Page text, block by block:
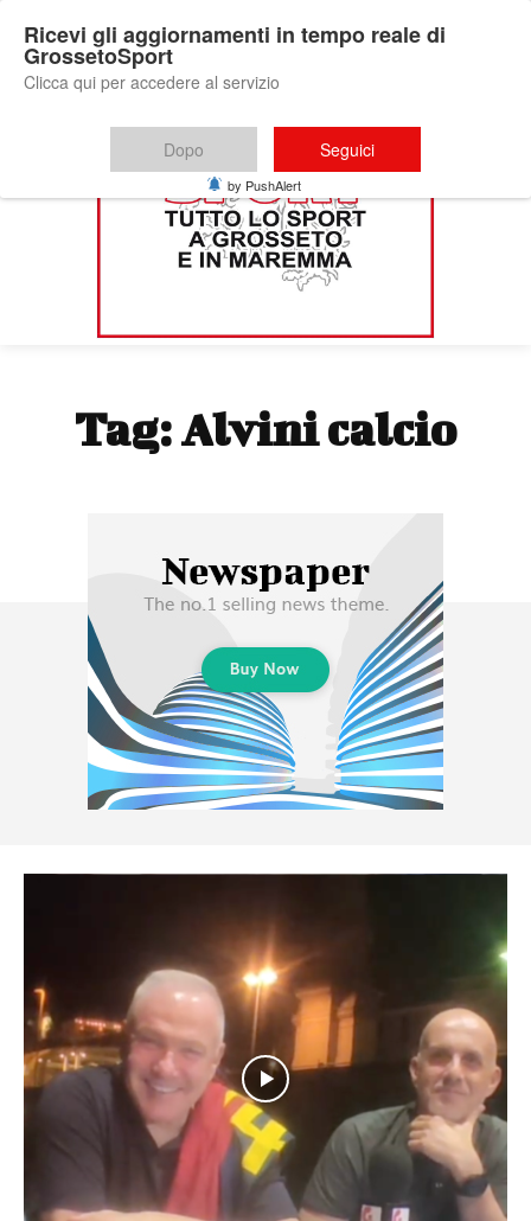
Tag:Alvini calcio
Ricevi gli aggiornamenti in tempo reale di
GrossetoSport
Clicca qui per accedere al servizio
Dopo Seguici
by PushAlert